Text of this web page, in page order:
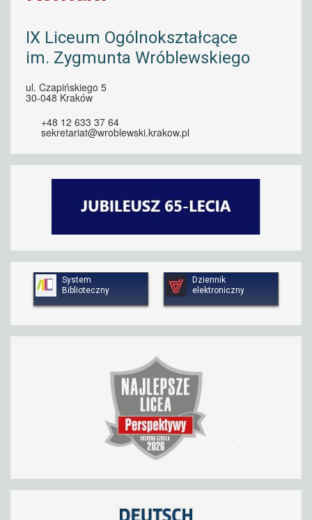
IX Liceum Ogólnokształcące
im. Zygmunta Wróblewskiego
ul. Czapińskiego 5
30-048 Kraków
+48 12 633 37 64
sekretariat@wroblewski.krakow.pl
System
Biblioteczny
Dziennik
elektroniczny